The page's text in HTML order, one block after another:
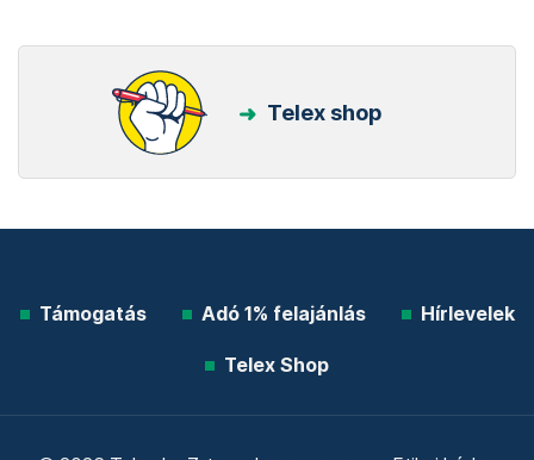
Telex shop
Támogatás Adó 1% felajánlás Hírlevelek
Telex Shop